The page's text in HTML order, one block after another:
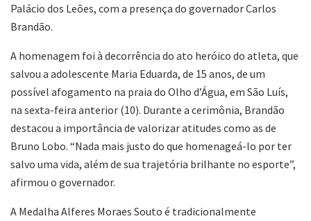
Palácio dos Leões, com a presença do governador Carlos
Brandão.
A homenagem foi à decorrência do ato heróico do atleta, que
salvou a adolescente Maria Eduarda, de 15 anos, de um
possível afogamento na praia do Olho d’Água, em São Luís,
na sexta-feira anterior (10). Durante a cerimônia, Brandão
destacou a importância de valorizar atitudes como as de
Bruno Lobo. “Nada mais justo do que homenageá-lo por ter
salvo uma vida, além de sua trajetória brilhante no esporte”,
afirmou o governador.
A Medalha Alferes Moraes Souto é tradicionalmente